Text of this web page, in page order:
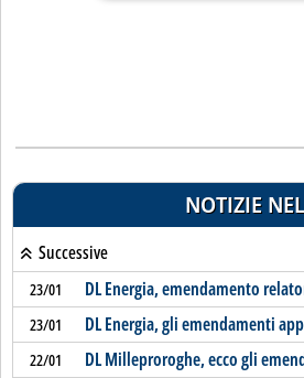
NOTIZIE
Successive
23/01 DL Energia, emendamento
23/01 DL Energia, gli emendamenti
22/01 DL Milleproroghe, ecco gli